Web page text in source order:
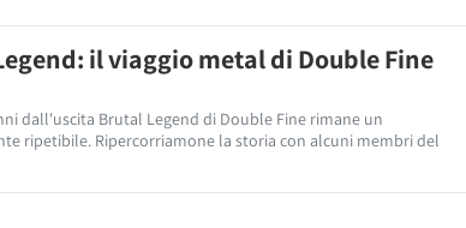
il viaggio metal di Double Fine
dall'uscita Brutal Legend di Double Fine rimane un
ripetibile. Ripercorriamone la storia con alcuni membri del